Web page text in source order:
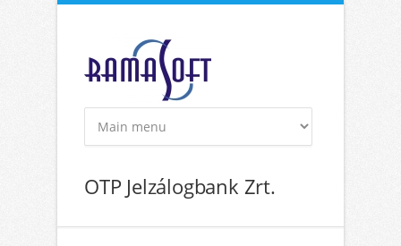
Ugrás a tartalomra
OTP Jelzálogbank Zrt.